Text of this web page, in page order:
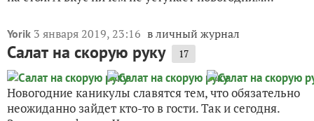
Yorik 3 января 2019, 23:16 в личный журнал
Салат на скорую руку 17
Новогодние каникулы славятся тем, что обязательно
неожиданно зайдет кто-то в гости. Так и сегодня.